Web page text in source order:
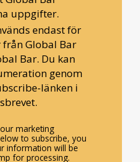
uppgifter.
endast för
Global Bar
Bar. Du kan
genom
länken i
marketing
to subscribe, you
information will be
for processing.